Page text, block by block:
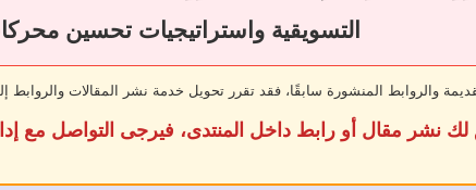
التسويقية واستراتيجيات تحسين
والروابط المنشورة سابقًا، فقد تقرر تحويل خدمة نشر المقالات
لك نشر مقال أو رابط داخل المنتدى، فيرجى التواصل مع